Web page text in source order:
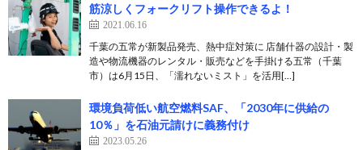
筋涼しくフォークリフト操作できるよ！
2021.06.16
千葉の五常が新製品発売、熱中症対策に 店舗什器の設計・製
造や物流機器のレンタル・販売などを手掛ける五常（千葉
市）は6月15日、「濡れないミスト」を活用[…]
環境負荷低い航空燃料SAF、「2030年に供給の
10％」を石油元請けに義務付け
2023.05.26